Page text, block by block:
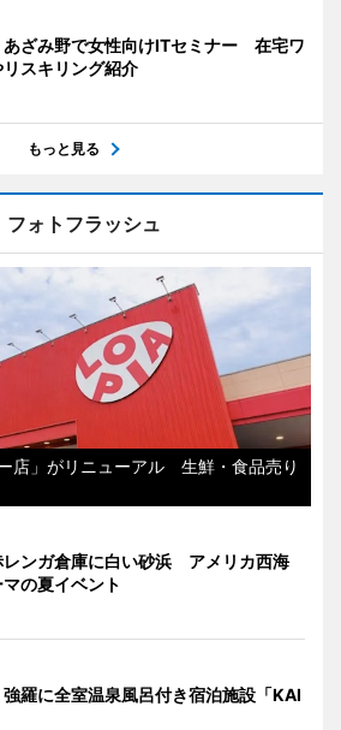
あざみ野で女性向けITセミナー 在宅ワ
リスキリング紹介
もっと見る
フォトフラッシュ
店」がリニューアル 生鮮・食品売り
レンガ倉庫に白い砂浜 アメリカ西海
マの夏イベント
羅に全室温泉風呂付き宿泊施設「KAI